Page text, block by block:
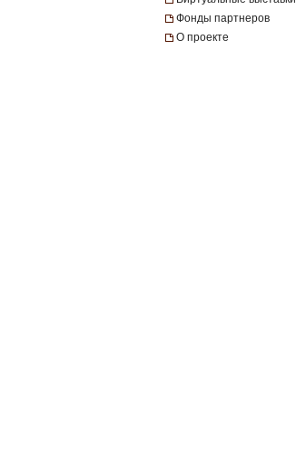
Фонды партнеров
О проекте